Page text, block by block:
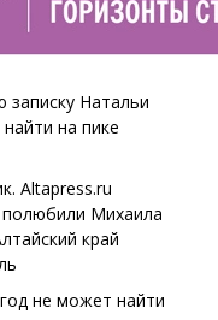
записку Натальи
на пике
Altapress.ru
Михаила
край
не может найти